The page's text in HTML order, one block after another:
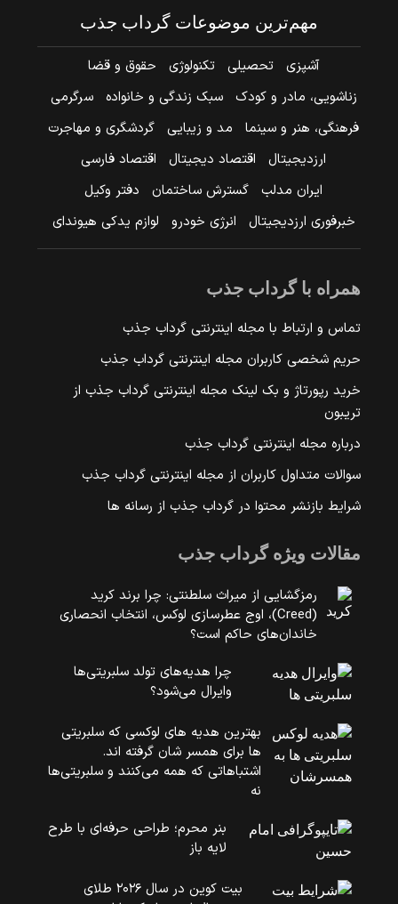
مهم‌ترین موضوعات گرداب جذب
آشپزی تحصیلی تکنولوژی
حقوق و قضا
زناشویی، مادر و کودک
سبک زندگی و خانواده
سرگرمی
فرهنگی، هنر و سینما
مد و زیبایی
گردشگری و مهاجرت
ارزدیجیتال
اقتصاد دیجیتال
اقتصاد فارسی
ایران مدلب
گسترش ساختمان
دفتر وکیل
خبرفوری ارزدیجیتال
انرژی خودرو لوازم یدکی هیوندای
همراه با گرداب جذب
تماس و ارتباط با مجله اینترنتی گرداب جذب
حریم شخصی کاربران مجله اینترنتی گرداب جذب
خرید رپورتاژ و بک لینک مجله اینترنتی گرداب جذب از
تریبون
درباره مجله اینترنتی گرداب جذب
سوالات متداول کاربران از مجله اینترنتی گرداب جذب
شرایط بازنشر محتوا در گرداب جذب از رسانه ها
مقالات ویژه گرداب جذب
رمزگشایی از میراث سلطنتی: چرا برند کرید
(Creed)، اوج عطرسازی لوکس، انتخاب انحصاری
خاندان‌های حاکم است؟
چرا هدیه‌های تولد سلبریتی‌ها
وایرال می‌شود؟
بهترین هدیه های لوکسی که سلبریتی
ها برای همسر شان گرفته اند.
اشتباهاتی که همه می‌کنند و سلبریتی‌ها
نه
بنر محرم؛ طراحی حرفه‌ای با طرح
لایه باز
بیت کوین در سال ۲۰۲۶ طلای